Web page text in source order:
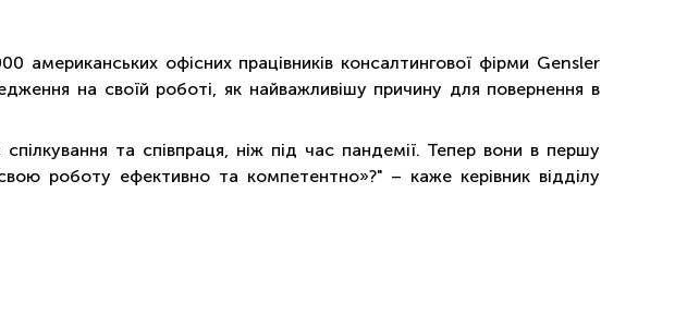
офісних працівників консалтингової фірми Gensler
на своїй роботі, як найважливішу причину для повернення в
та співпраця, ніж під час пандемії. Тепер вони в першу
роботу ефективно та компетентно»?" – каже керівник відділу